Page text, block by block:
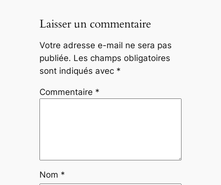
Laisser un commentaire
Votre adresse e-mail ne sera pas
publiée. Les champs obligatoires
sont indiqués avec *
Commentaire *
Nom *